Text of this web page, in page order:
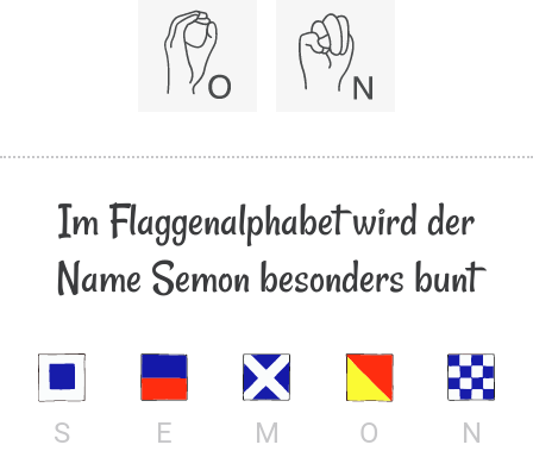
Im Flaggenalphabet wird der
Name Semon besonders bunt
S E M O N